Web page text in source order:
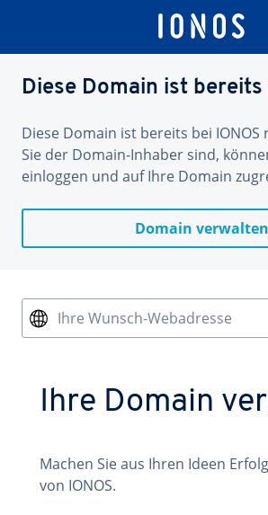
Diese Domain ist
Diese Domain ist bereits bei IONOS
Sie der Domain-Inhaber sind,
einloggen und auf Ihre Domain
Domain verwalten
Ihre Wunsch-Webadresse
Ihre Domain
Machen Sie aus Ihren Ideen
von IONOS.